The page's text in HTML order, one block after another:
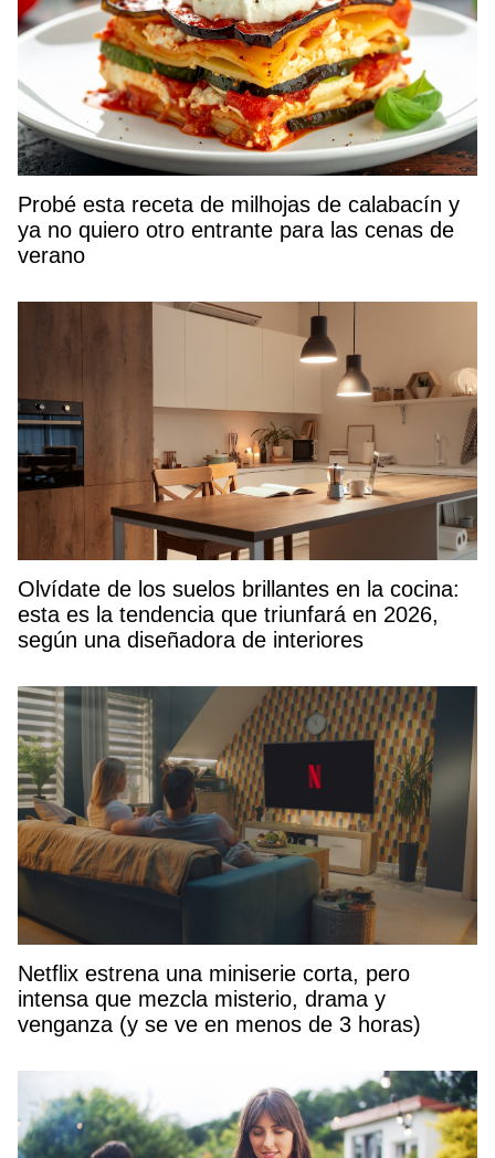
Probé esta receta de milhojas de calabacín y
ya no quiero otro entrante para las cenas de
verano
Olvídate de los suelos brillantes en la cocina:
esta es la tendencia que triunfará en 2026,
según una diseñadora de interiores
Netflix estrena una miniserie corta, pero
intensa que mezcla misterio, drama y
venganza (y se ve en menos de 3 horas)